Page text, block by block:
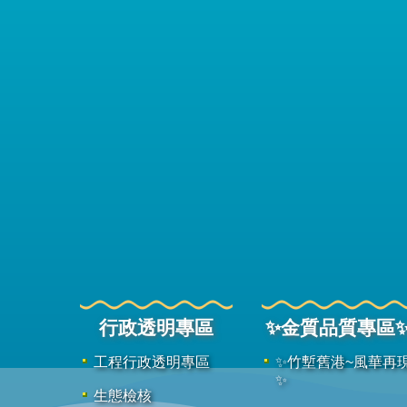
行政透明專區
工程行政透明專區
生態檢核
✨金質品質專區
✨竹塹舊港~風華再
✨